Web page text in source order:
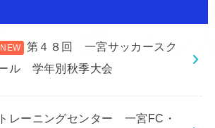
第４８回 一宮サッカースク
ル 学年別秋季大会
トレーニングセンター 一宮FC・